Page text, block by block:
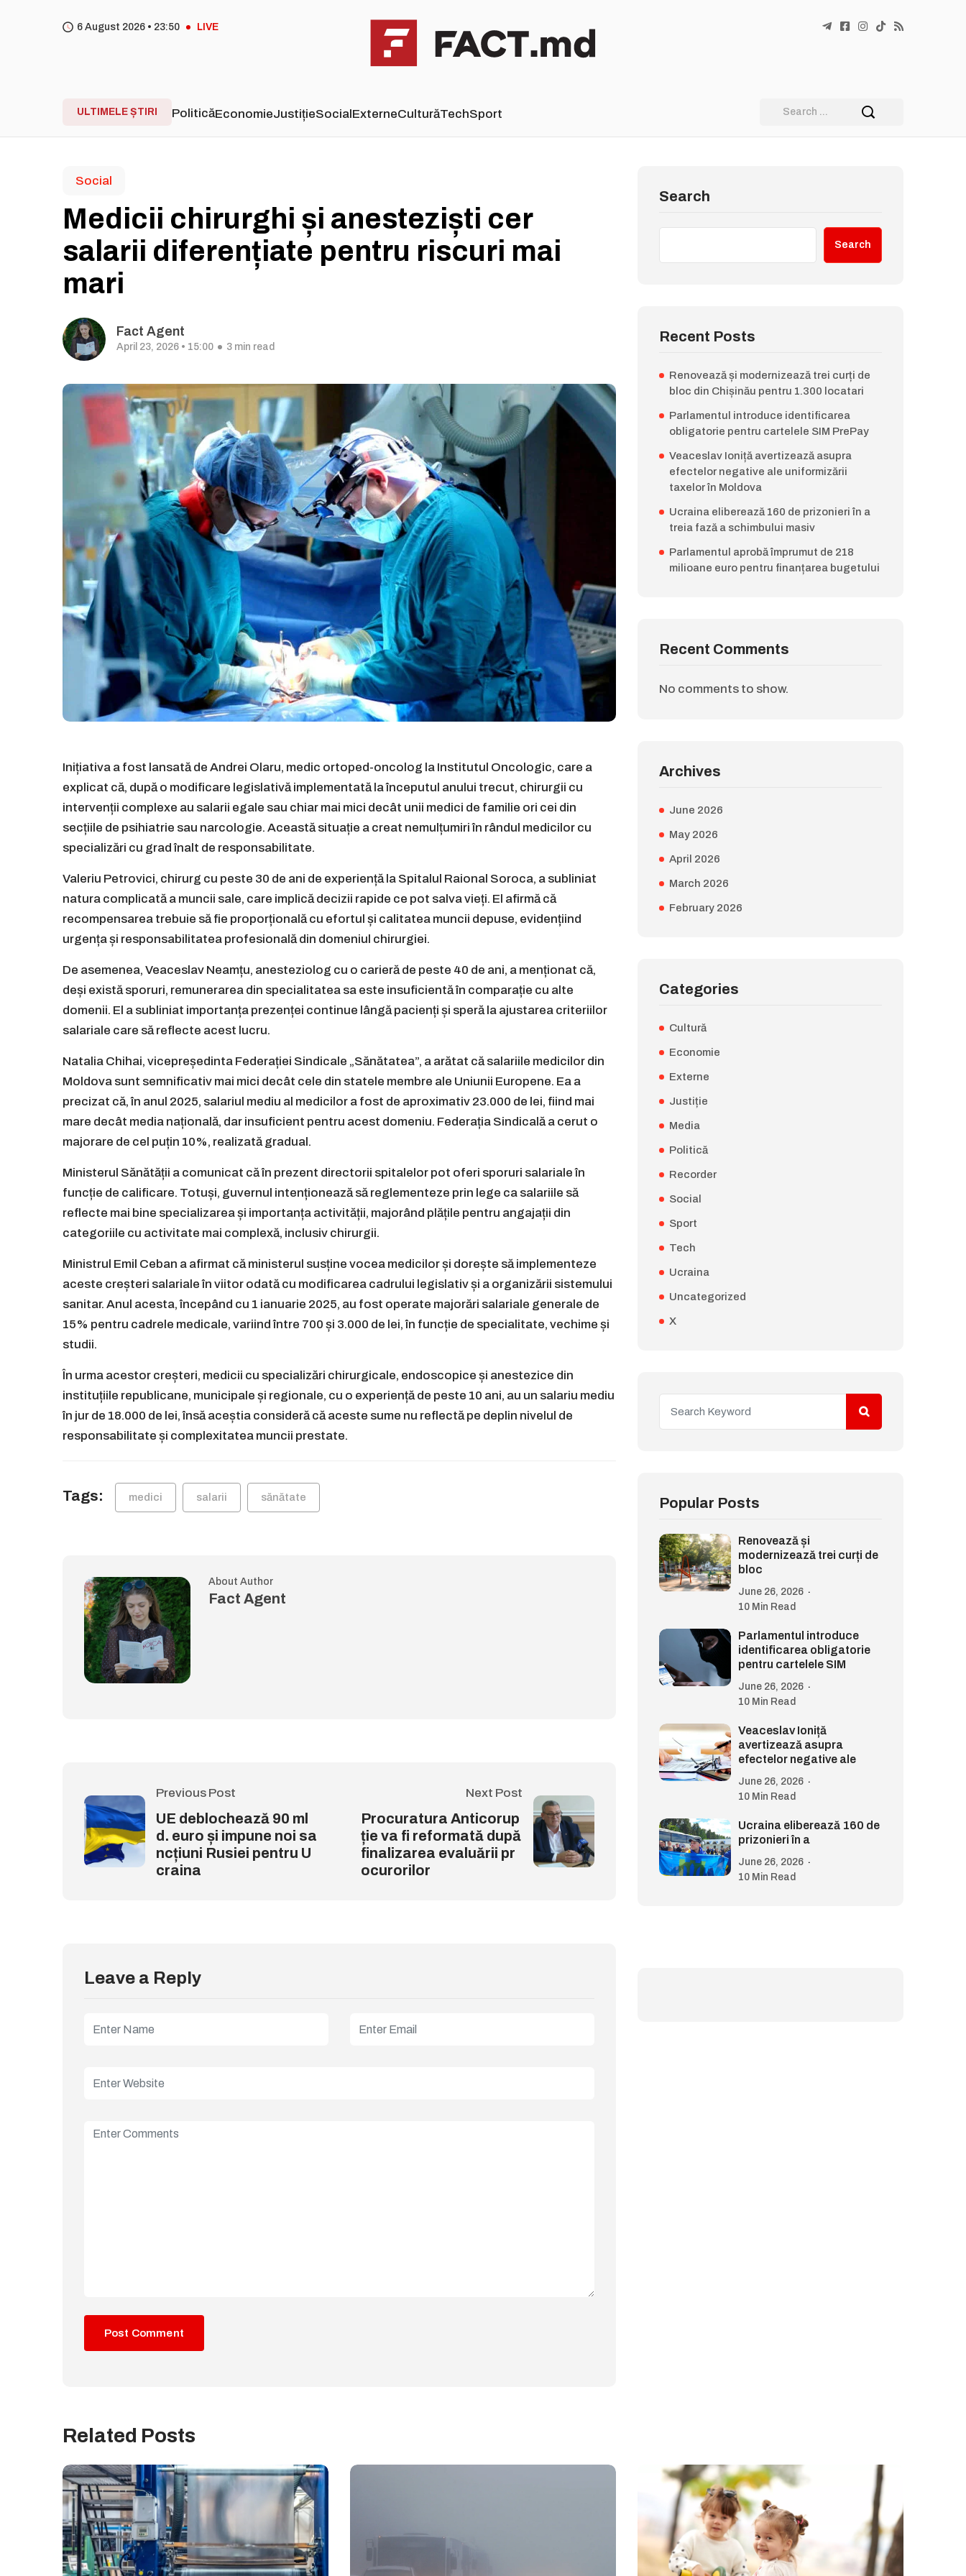
6 August 2026 • 23 50 LIVE
ULTIMELE ȘTIRI PoliticăEconomieJustițieSocialExterneCulturăTechSport
Social
Medicii chirurghi și anesteziști cer
salarii diferențiate pentru riscuri mai
mari
Fact Agent
April 23, 2026 • 15:00 3 min read
Inițiativa a fost lansată de Andrei Olaru, medic ortoped-oncolog la Institutul Oncologic, care a
explicat că, după o modificare legislativă implementată la începutul anului trecut, chirurgii cu
intervenții complexe au salarii egale sau chiar mai mici decât unii medici de familie ori cei din
secțiile de psihiatrie sau narcologie. Această situație a creat nemulțumiri în rândul medicilor cu
specializări cu grad înalt de responsabilitate.
Valeriu Petrovici, chirurg cu peste 30 de ani de experiență la Spitalul Raional Soroca, a subliniat
natura complicată a muncii sale, care implică decizii rapide ce pot salva vieți. El afirmă că
recompensarea trebuie să fie proporțională cu efortul și calitatea muncii depuse, evidențiind
urgența și responsabilitatea profesională din domeniul chirurgiei.
De asemenea, Veaceslav Neamțu, anesteziolog cu o carieră de peste 40 de ani, a menționat că,
deși există sporuri, remunerarea din specialitatea sa este insuficientă în comparație cu alte
domenii. El a subliniat importanța prezenței continue lângă pacienți și speră la ajustarea criteriilor
salariale care să reflecte acest lucru.
Natalia Chihai, vicepreședinta Federației Sindicale „Sănătatea”, a arătat că salariile medicilor din
Moldova sunt semnificativ mai mici decât cele din statele membre ale Uniunii Europene. Ea a
precizat că, în anul 2025, salariul mediu al medicilor a fost de aproximativ 23.000 de lei, fiind mai
mare decât media națională, dar insuficient pentru acest domeniu. Federația Sindicală a cerut o
majorare de cel puțin 10%, realizată gradual.
Ministerul Sănătății a comunicat că în prezent directorii spitalelor pot oferi sporuri salariale în
funcție de calificare. Totuși, guvernul intenționează să reglementeze prin lege ca salariile să
reflecte mai bine specializarea și importanța activității, majorând plățile pentru angajații din
categoriile cu activitate mai complexă, inclusiv chirurgii.
Ministrul Emil Ceban a afirmat că ministerul susține vocea medicilor și dorește să implementeze
aceste creșteri salariale în viitor odată cu modificarea cadrului legislativ și a organizării sistemului
sanitar. Anul acesta, începând cu 1 ianuarie 2025, au fost operate majorări salariale generale de
15% pentru cadrele medicale, variind între 700 și 3.000 de lei, în funcție de specialitate, vechime și
studii.
În urma acestor creșteri, medicii cu specializări chirurgicale, endoscopice și anestezice din
instituțiile republicane, municipale și regionale, cu o experiență de peste 10 ani, au un salariu mediu
în jur de 18.000 de lei, însă aceștia consideră că aceste sume nu reflectă pe deplin nivelul de
responsabilitate și complexitatea muncii prestate.
Tags: medici salarii sănătate
About Author
Fact Agent
Previous Post
UE deblochează 90 ml
d. euro și impune noi sa
ncțiuni Rusiei pentru U
craina
Next Post
Procuratura Anticorup
ție va fi reformată după
finalizarea evaluării pr
ocurorilor
Leave a Reply
Search
Search
Recent Posts
Renovează și modernizează trei curți de
bloc din Chișinău pentru 1.300 locatari
Parlamentul introduce identificarea
obligatorie pentru cartelele SIM PrePay
Veaceslav Ioniță avertizează asupra
efectelor negative ale uniformizării
taxelor în Moldova
Ucraina eliberează 160 de prizonieri în a
treia fază a schimbului masiv
Parlamentul aprobă împrumut de 218
milioane euro pentru finanțarea bugetului
Recent Comments
No comments to show.
Archives
June 2026
May 2026
April 2026
March 2026
February 2026
Categories
Cultură
Economie
Externe
Justiție
Media
Politică
Recorder
Social
Sport
Tech
Ucraina
Uncategorized
X
Popular Posts
Renovează și
modernizează trei curți de
bloc
June 26, 2026
10 Min Read
Parlamentul introduce
identificarea obligatorie
pentru cartelele SIM
June 26, 2026
10 Min Read
Veaceslav Ioniță
avertizează asupra
efectelor negative ale
June 26, 2026
10 Min Read
Ucraina eliberează 160 de
prizonieri în a
June 26, 2026
10 Min Read
Related Posts